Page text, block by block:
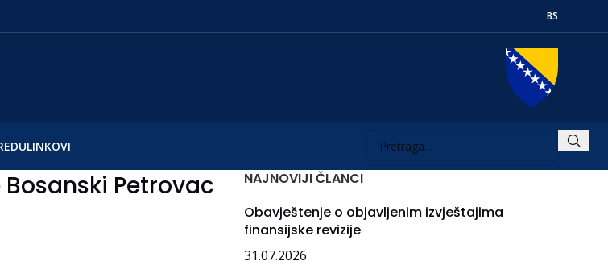
BS
LINKOVI
Petrovac
NAJNOVIJI ČLANCI
Obavještenje o objavljenim izvještajima
finansijske revizije
31.07.2026